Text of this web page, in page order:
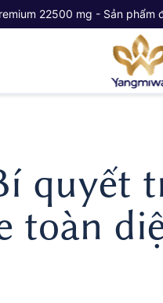
22500 mg - Sản phẩm
quyết
toàn